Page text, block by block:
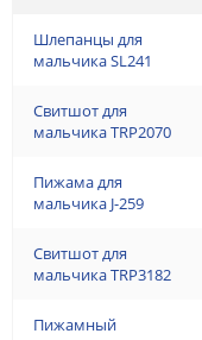
Шлепанцы для
мальчика SL241
Свитшот для
мальчика TRP2070
Пижама для
мальчика J-259
Свитшот для
мальчика TRP3182
Пижамный